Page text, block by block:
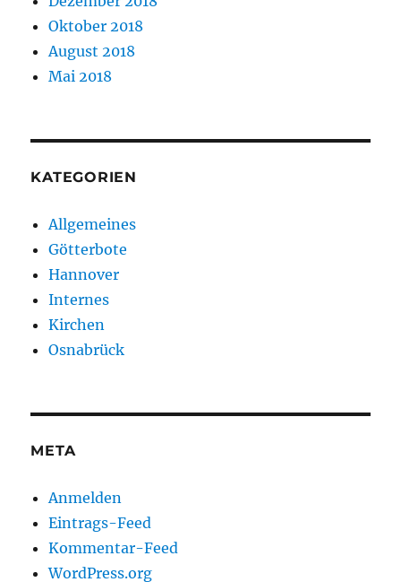
Oktober 2018
August 2018
Mai 2018
KATEGORIEN
Allgemeines
Götterbote
Hannover
Internes
Kirchen
Osnabrück
META
Anmelden
Eintrags-Feed
Kommentar-Feed
WordPress.org